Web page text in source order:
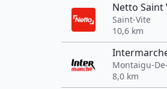
Netto Saint
Saint-Vite
10,6 km
Montaigu-
8,0 km